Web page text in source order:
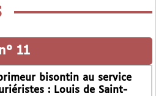
11
bisontin au service
: Louis de Saint-